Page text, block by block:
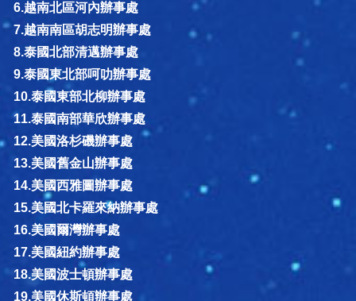
6.越南北區河內辦事處
7.越南南區胡志明辦事處
8.泰國北部清邁辦事處
9.泰國東北部呵叻辦事處
10.泰國東部北柳辦事處
11.泰國南部華欣辦事處
12.美國洛杉磯辦事處
13.美國舊金山辦事處
14.美國西雅圖辦事處
15.美國北卡羅來納辦事處
16.美國爾灣辦事處
17.美國紐約辦事處
18.美國波士頓辦事處
19.美國休斯頓辦事處